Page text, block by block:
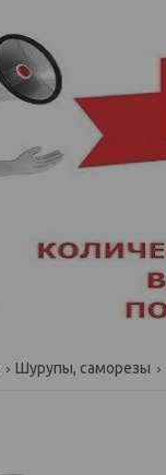
Шурупы, саморезы